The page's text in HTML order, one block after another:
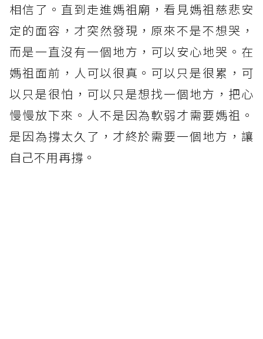
相信了。直到走進媽祖廟，看見媽祖慈悲安
定的面容，才突然發現，原來不是不想哭，
而是一直沒有一個地方，可以安心地哭。在
媽祖面前，人可以很真。可以只是很累，可
以只是很怕，可以只是想找一個地方，把心
慢慢放下來。人不是因為軟弱才需要媽祖。
是因為撐太久了，才終於需要一個地方，讓
自己不用再撐。